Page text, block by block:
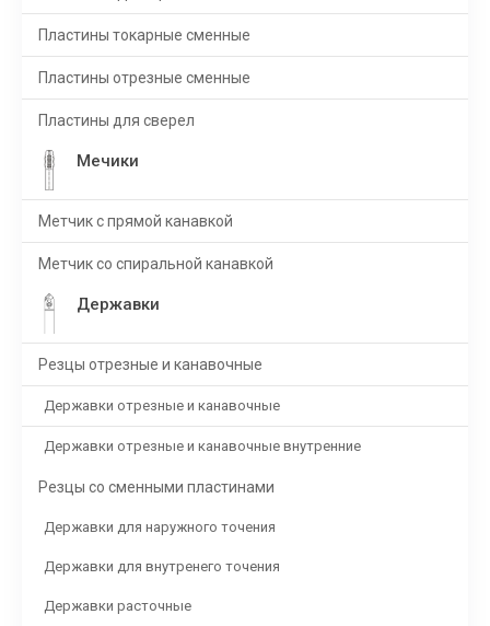
Пластины токарные сменные
Пластины отрезные сменные
Пластины для сверел
Мечики
Метчик с прямой канавкой
Метчик со спиральной канавкой
Державки
Резцы отрезные и канавочные
Державки отрезные и канавочные
Державки отрезные и канавочные внутренние
Резцы со сменными пластинами
Державки для наружного точения
Державки для внутренего точения
Державки расточные